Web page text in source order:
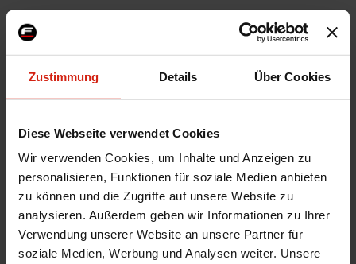
Zustimmung Details Über Cookies
Diese Webseite verwendet Cookies
Wir verwenden Cookies, um Inhalte und Anzeigen zu
personalisieren, Funktionen für soziale Medien anbieten
zu können und die Zugriffe auf unsere Website zu
analysieren. Außerdem geben wir Informationen zu Ihrer
Verwendung unserer Website an unsere Partner für
soziale Medien, Werbung und Analysen weiter. Unsere
Weitere
Informationen
SKU
Marke
Zertifikat
Kein Gutachten oder ABE
1 Stück
Automarkenname
Lexus
Automodell Name
IS
Universal
Nein